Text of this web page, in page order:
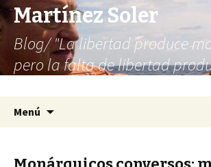
Martínez Soler
Blog/ "La libertad produce
pero la falta de libertad
Menú